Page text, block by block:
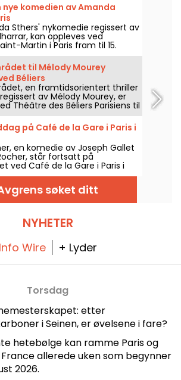
nye komedien av Amanda
Sthers' nykomedie regissert av
kan oppleves ved
Martin i Paris fram til 15.
til Mélody Mourey
Béliers
en framtidsorientert thriller
av Mélody Mourey, er
Théâtre des Béliers Parisiens til
2026.
på Café de la Gare i Paris i
en komedie av Joseph Gallet
står fortsatt på
ved Café de la Gare i Paris i
under press
30-årsdag.søket ditt
NYHETER
Info Wire + Lyder
Torsdag
etter
i Seinen, er øvelsene i fare?
hetebølge kan ramme Paris og
allerede uken som begynner
2026.